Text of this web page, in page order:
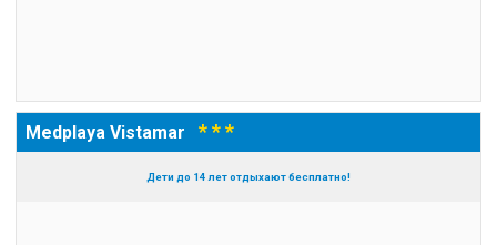
Medplaya Vistamar* * *
Дети до 14 лет отдыхают бесплатно!